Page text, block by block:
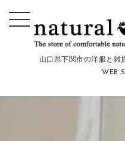
山口県下関市の洋服と雑
WEB